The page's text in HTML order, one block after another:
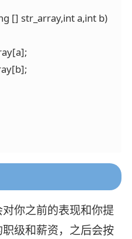
[] str_array,int a,int b)
你之前的表现和你提
级和薪资，之后会按